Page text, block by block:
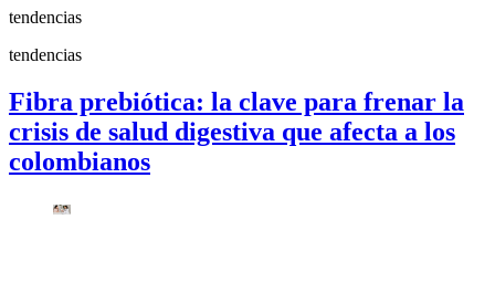
tendencias
tendencias
Fibra prebiótica: la clave para frenar la
crisis de salud digestiva que afecta a los
colombianos